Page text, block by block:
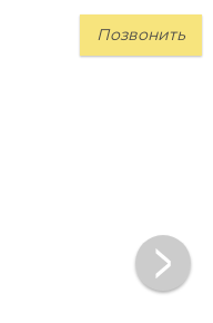
Позвонить